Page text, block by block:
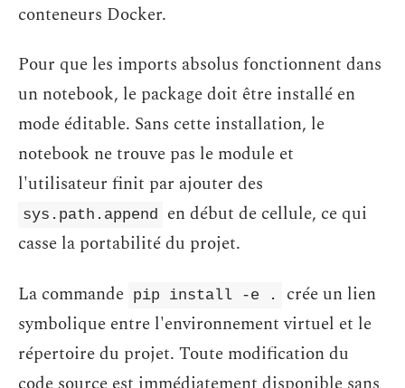
conteneurs Docker.
Pour que les imports absolus fonctionnent dans
un notebook, le package doit être installé en
mode éditable. Sans cette installation, le
notebook ne trouve pas le module et
l'utilisateur finit par ajouter des
sys.path.append
en début de cellule, ce qui
casse la portabilité du projet.
La commande pip install -e .
crée un lien
symbolique entre l'environnement virtuel et le
répertoire du projet. Toute modification du